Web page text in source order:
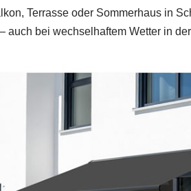
Terrasse oder Sommerhaus in
auch bei wechselhaftem Wetter in der